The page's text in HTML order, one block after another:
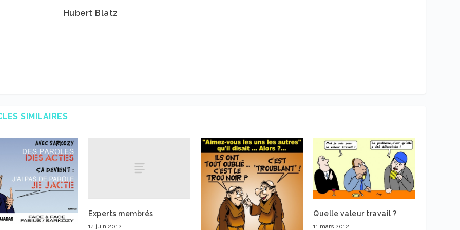
Hubert Blatz
SIMILAIRES
Experts membrés
14 juin 2012
Quelle valeur travail ?
11 mars 2012